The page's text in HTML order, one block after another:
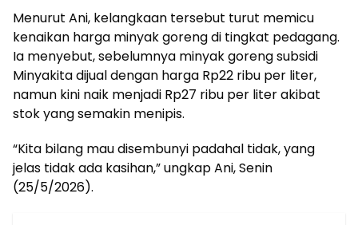
Menurut Ani, kelangkaan tersebut turut memicu
kenaikan harga minyak goreng di tingkat pedagang.
Ia menyebut, sebelumnya minyak goreng subsidi
Minyakita dijual dengan harga Rp22 ribu per liter,
namun kini naik menjadi Rp27 ribu per liter akibat
stok yang semakin menipis.
“Kita bilang mau disembunyi padahal tidak, yang
jelas tidak ada kasihan,” ungkap Ani, Senin
(25/5/2026).